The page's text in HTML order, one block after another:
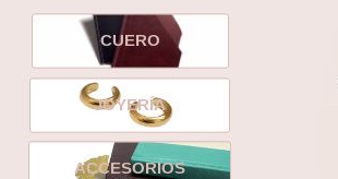
CUERO
JOYERÍA
ACCESORIOS